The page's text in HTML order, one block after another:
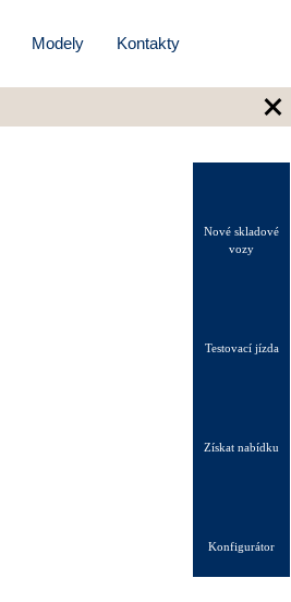
Modely Kontakty
×
Nové skladové
vozy
Testovací jízda
Získat nabídku
Konfigurátor